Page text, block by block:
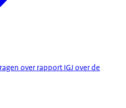
over rapport IGJ over de